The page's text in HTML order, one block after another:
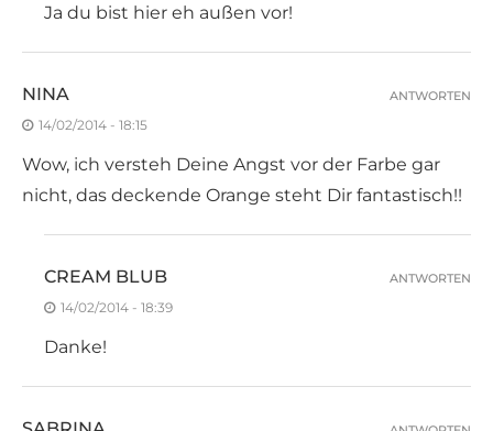
Ja du bist hier eh außen vor!
NINA
14/02/2014 - 18:15
Wow, ich versteh Deine Angst vor der Farbe gar
nicht, das deckende Orange steht Dir fantastisch!!
ANTWORTEN
CREAM BLUB
14/02/2014 - 18:39
Danke!
ANTWORTEN